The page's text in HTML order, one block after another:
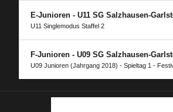
E-Junioren - U11 SG Salzhausen-
U11 Singlemodus Staffel 2
F-Junioren - U09 SG Salzhausen-
U09 Junioren (Jahrgang 2018) - Spieltag 1 -